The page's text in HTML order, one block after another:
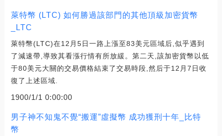
萊特幣 (LTC) 如何勝過該部門的其他頂級加密貨幣
_LTC
萊特幣(LTC)在12月5日一路上漲至83美元區域后,似乎遇到
了減速帶,導致其看漲行情有所放緩。第二天,該加密貨幣以低
于80美元大關的交易價格結束了交易時段,然后于12月7日收
復了上述區域.
1900/1/1 0:00:00
男子神不知鬼不覺“搬運”虛擬幣 成功獲刑十年_比特
幣